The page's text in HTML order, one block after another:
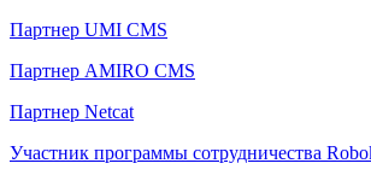
Партнер UMI CMS
Партнер AMIRO CMS
Партнер Netcat
Участник программы сотрудничества